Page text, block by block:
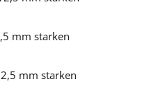
mm starken
mm starken